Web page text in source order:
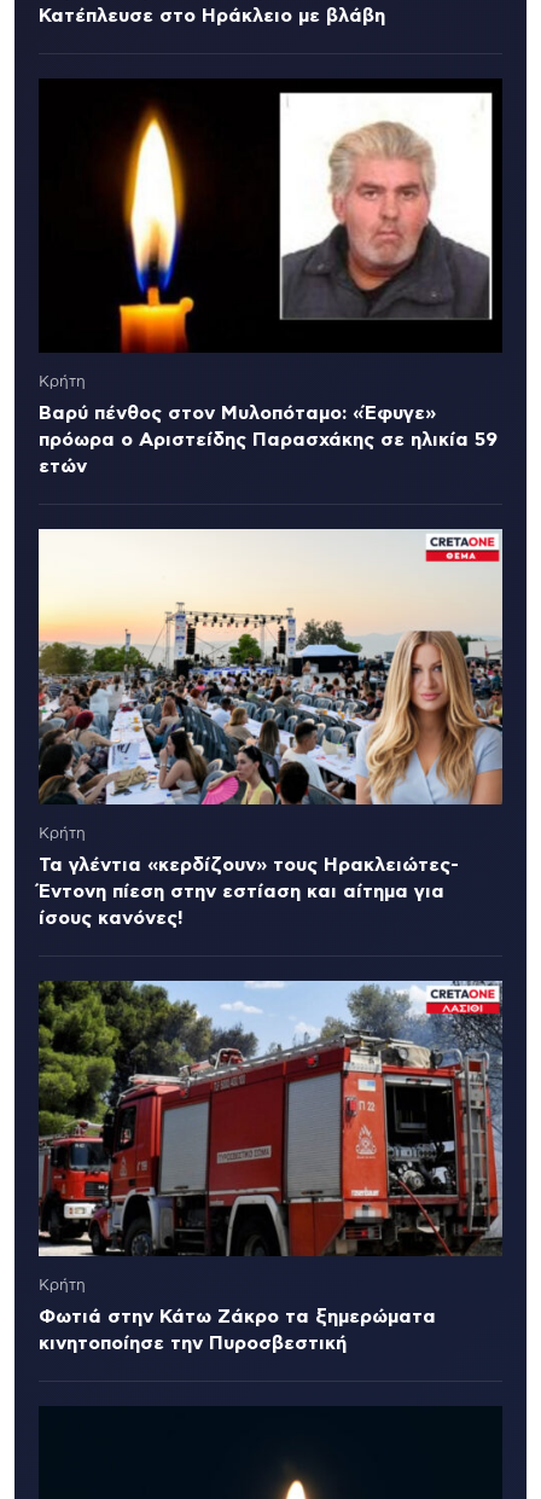
Κατέπλευσε στο Ηράκλειο με βλάβη
Κρήτη
Βαρύ πένθος στον Μυλοπόταμο: «Έφυγε»
πρόωρα ο Αριστείδης Παρασχάκης σε ηλικία 59
ετών
Κρήτη
Τα γλέντια «κερδίζουν» τους Ηρακλειώτες-
Έντονη πίεση στην εστίαση και αίτημα για
ίσους κανόνες!
Κρήτη
Φωτιά στην Κάτω Ζάκρο τα ξημερώματα
κινητοποίησε την Πυροσβεστική